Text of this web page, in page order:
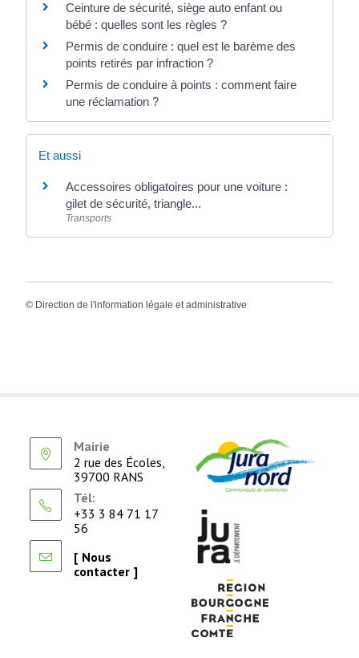
Ceinture de sécurité, siège auto enfant ou
bébé : quelles sont les règles ?
Permis de conduire : quel est le barème des
points retirés par infraction ?
Permis de conduire à points : comment faire
une réclamation ?
Et aussi
Accessoires obligatoires pour une voiture :
gilet de sécurité, triangle...
Transports
© Direction de l'information légale et administrative
Mairie
2 rue des Écoles,
39700 RANS
Tél:
+33 3 84 71 17
56
[ Nous
contacter ]